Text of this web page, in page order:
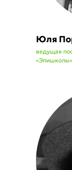
Юля
ведущая